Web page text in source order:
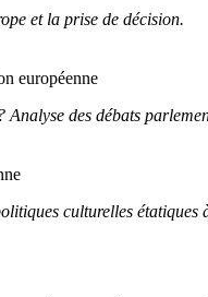
et la prise de décision.
européenne
des débats
culturelles étatiques